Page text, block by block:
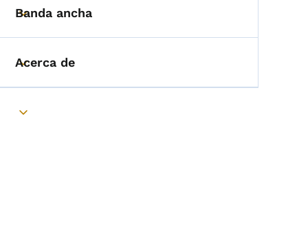
Toggle submenu
Banda ancha
Toggle submenu
Acerca de
Toggle submenu